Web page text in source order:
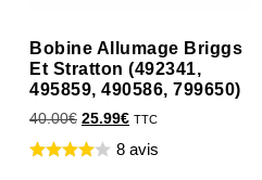
Bobine Allumage Briggs
Et Stratton (492341,
495859, 490586, 799650)
40.00€ 25.99€ TTC
8 avis